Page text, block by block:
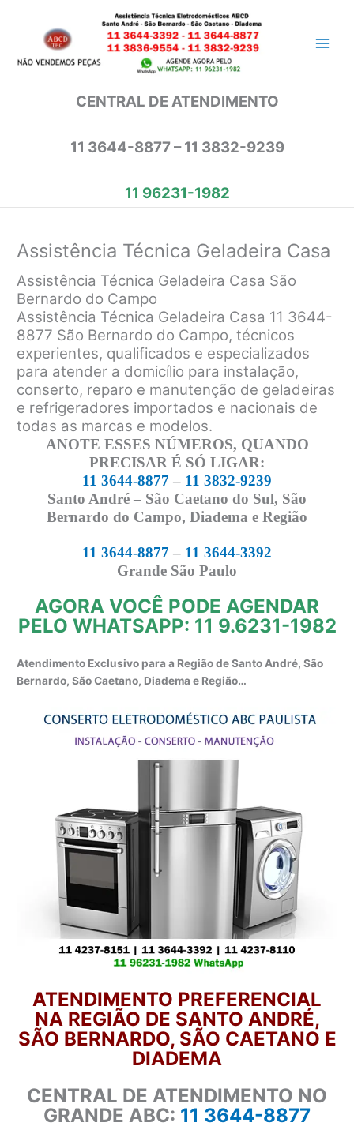
conteúdo
CENTRAL DE ATENDIMENTO
11 3644-8877 – 11 3832-9239
11 96231-1982
Assistência Técnica Geladeira Casa
Assistência Técnica Geladeira Casa São
Bernardo do Campo
Assistência Técnica Geladeira Casa 11 3644-
8877 São Bernardo do Campo, técnicos
experientes, qualificados e especializados
para atender a domicílio para instalação,
conserto, reparo e manutenção de geladeiras
e refrigeradores importados e nacionais de
todas as marcas e modelos.
ANOTE ESSES NÚMEROS, QUANDO
PRECISAR É SÓ LIGAR:
11 3644-8877 – 11 3832-9239
Santo André – São Caetano do Sul, São
Bernardo do Campo, Diadema e Região
11 3644-8877 – 11 3644-3392
Grande São Paulo
AGORA VOCÊ PODE AGENDAR
PELO WHATSAPP: 11 9.6231-1982
Atendimento Exclusivo para a Região de Santo André, São
Bernardo, São Caetano, Diadema e Região…
ATENDIMENTO PREFERENCIAL
NA REGIÃO DE SANTO ANDRÉ,
SÃO BERNARDO, SÃO CAETANO E
DIADEMA
CENTRAL DE ATENDIMENTO NO
GRANDE ABC: 11 3644-8877